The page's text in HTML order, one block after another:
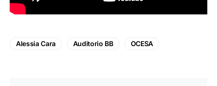
Alessia Cara Auditorio BB OCESA